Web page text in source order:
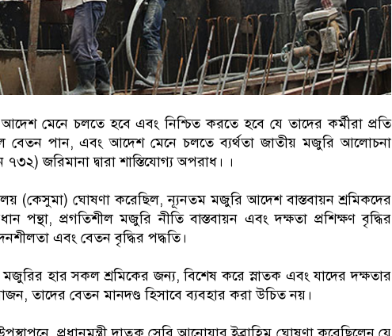
মেনে চলতে হবে এবং নিশ্চিত করতে হবে যে তাদের কর্মীরা প্রতি
বেতন পান, এবং আদেশ মেনে চলতে ব্যর্থতা জাতীয় মজুরি আলোচনা
জরিমানা দ্বারা শাস্তিযোগ্য অপরাধ। ।
(কেসুমা) ঘোষণা করেছিল, ন্যূনতম মজুরি আদেশ বাস্তবায়ন শ্রমিকদের
পন্থা, প্রগতিশীল মজুরি নীতি বাস্তবায়ন এবং দক্ষতা প্রশিক্ষণ বৃদ্ধির
এবং বেতন বৃদ্ধির পদ্ধতি।
হার সকল শ্রমিকের জন্য, বিশেষ করে স্নাতক এবং যাদের দক্ষতার
তাদের বেতন মানদণ্ড হিসাবে ব্যবহার করা উচিত নয়।
প্রধানমন্ত্রী দাতুক সেরি আনোয়ার ইব্রাহিম ঘোষণা করেছিলেন যে